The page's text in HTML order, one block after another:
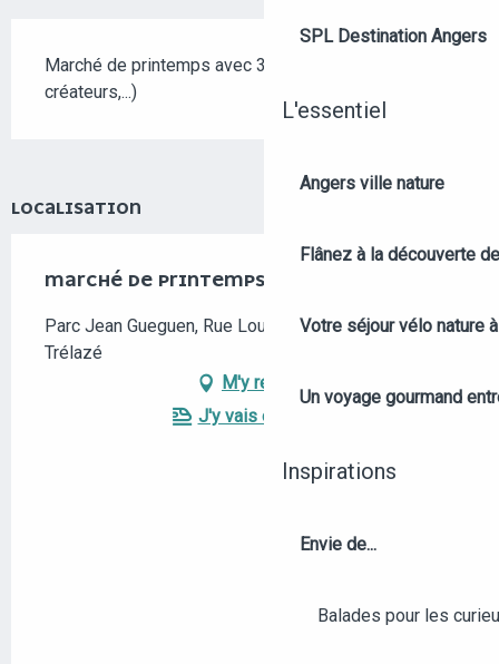
SPL Destination Angers
L'essentiel
Angers ville nature
Flânez à la découverte
Votre séjour vélo nature
Un voyage gourmand
Inspirations
Envie de...
Balades pour les
Marché de printemps avec 30 exposants (artisanat,
créateurs,...)
LOCALISATION
MARCHÉ DE PRINTEMPS
Parc Jean Gueguen, Rue Louis Pasteur, 49800
Trélazé
M'y rendre
J'y vais en train !